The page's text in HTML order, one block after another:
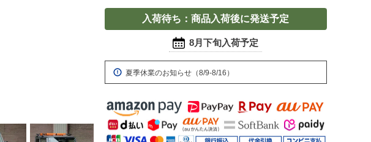
入荷待ち：商品入荷後に発送予定
8月下旬入荷予定
夏季休業のお知らせ（8/9-8/16）